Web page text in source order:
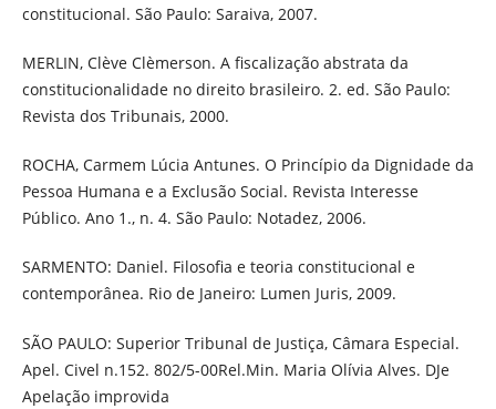
constitucional. São Paulo: Saraiva, 2007.
MERLIN, Clève Clèmerson. A fiscalização abstrata da
constitucionalidade no direito brasileiro. 2. ed. São Paulo:
Revista dos Tribunais, 2000.
ROCHA, Carmem Lúcia Antunes. O Princípio da Dignidade da
Pessoa Humana e a Exclusão Social. Revista Interesse
Público. Ano 1., n. 4. São Paulo: Notadez, 2006.
SARMENTO: Daniel. Filosofia e teoria constitucional e
contemporânea. Rio de Janeiro: Lumen Juris, 2009.
SÃO PAULO: Superior Tribunal de Justiça, Câmara Especial.
Apel. Civel n.152. 802/5-00Rel.Min. Maria Olívia Alves. DJe
Apelação improvida